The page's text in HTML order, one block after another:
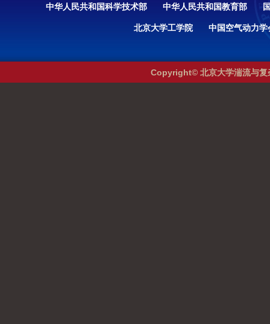
中华人民共和国科学技术部 中华人民共和国教育部
北京大学工学院 中国空气动力学
Copyright© 北京大学湍流与